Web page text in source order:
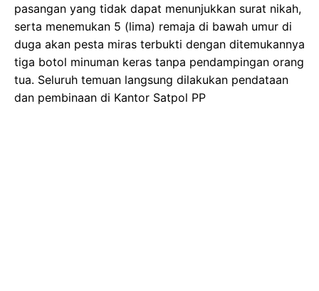
pasangan yang tidak dapat menunjukkan surat nikah,
serta menemukan 5 (lima) remaja di bawah umur di
duga akan pesta miras terbukti dengan ditemukannya
tiga botol minuman keras tanpa pendampingan orang
tua. Seluruh temuan langsung dilakukan pendataan
dan pembinaan di Kantor Satpol PP